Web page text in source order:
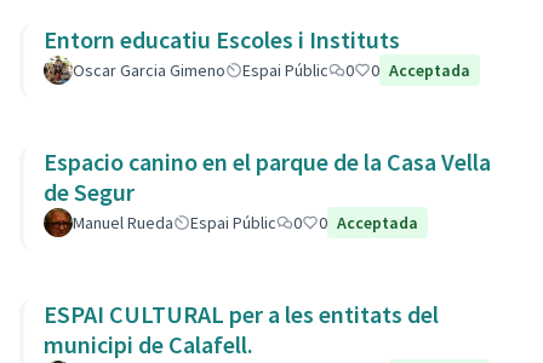
Entorn educatiu Escoles i Instituts
Oscar Garcia Gimeno Espai Públic 0 0 Acceptada
Espacio canino en el parque de la Casa Vella
de Segur
Manuel Rueda Espai Públic 0 0 Acceptada
ESPAI CULTURAL per a les entitats del
municipi de Calafell.